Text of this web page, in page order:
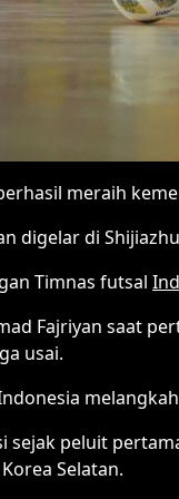
meraih
digelar di
Timnas futsal
Fajriyan saat
usai.
peluit
Selatan.